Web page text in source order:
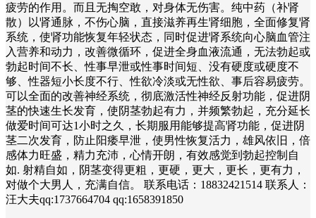
疲劳的作用。而且无掏空敢，对身体无伤害。纯中药（补肾
散）以肾通脉，不伤心脑，直接滋养再生肾细胞，全面修复肾
系统，使肾功能恢复年轻状态，同时促进肾系统向心脑血管注
入营养和动力，改善微循环，促进全身血液流通，无法勃起或
勃起时间不长、性事早泄或性事时间短、没有硬度或硬度不
够、性器短小长度不行、性欲冷淡或无性欲、事后容易疲劳。
可以全面的改善神经系统，彻底激活性神经反射功能，促进阴
茎的快速生长发育，使阴茎勃起有力，并频繁勃起，充分延长
做爱时间可达1小时之久，长期服用能够提高肾功能，促进阴
茎二次发育，防止阳痿早泄，使男性恢复活力，雄风依旧，倍
感体力旺盛，精力充沛，心情开朗，有效感觉到勃起控制自
如. 射精自如，阴茎变得更粗，更硬，更大，更长，更有力，
对做个大男人，充满自信。 联系电话：18832421514 联系人：
汪大夫qq:1737664704 qq:1658391850